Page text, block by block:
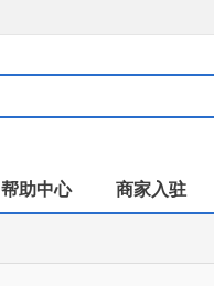
帮助中心 商家入驻